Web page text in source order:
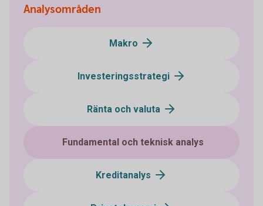
Analysområden
Makro
Investeringsstrategi
Ränta och valuta
Fundamental och teknisk analys
Kreditanalys